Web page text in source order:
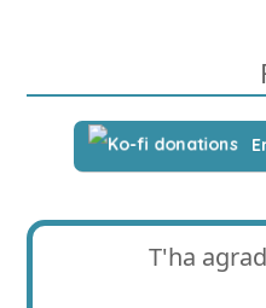
T'ha